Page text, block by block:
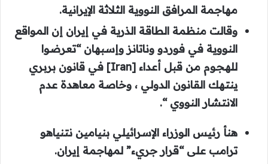
مهاجمة المرافق النووية الثلاثة الإيرانية.
وقالت منظمة الطاقة الذرية في إيران إن المواقع
النووية في فوردو وناتانز وإسبهان “تعرضوا
للهجوم من قبل أعداء [Iran] في قانون بربري
ينتهك القانون الدولي ، وخاصة معاهدة عدم
الانتشار النووي “.
هنأ رئيس الوزراء الإسرائيلي بنيامين نتنياهو
ترامب على “قرار جريء” لمهاجمة إيران.